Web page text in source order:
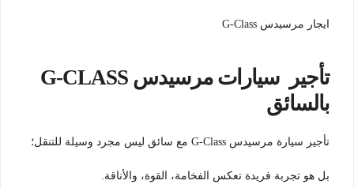
ايجار مرسيدس G-Class
تأجير سيارات مرسيدس G-CLASS
بالسائق
تأجير سيارة مرسيدس G-Class مع سائق ليس مجرد وسيلة للتنقل؛
بل هو تجربة فريدة تعكس الفخامة، القوة، والأناقة.